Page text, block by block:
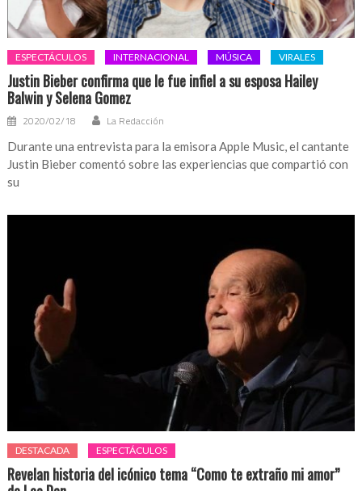
ESPECTÁCULOS INTERNACIONAL MÚSICA VIRALES
Justin Bieber confirma que le fue infiel a su esposa Hailey
Balwin y Selena Gomez
2020/02/18 La Redacción
Durante una entrevista para la emisora Apple Music, el cantante
Justin Bieber comentó sobre las experiencias que compartió con
su
DESTACADA ESPECTÁCULOS
Revelan historia del icónico tema “Como te extraño mi amor”